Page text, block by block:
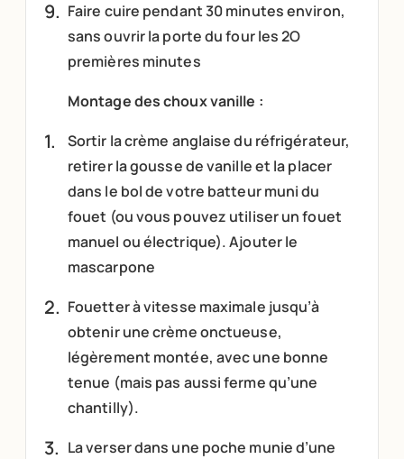
Faire cuire pendant 30 minutes environ,
sans ouvrir la porte du four les 2O
premières minutes
Montage des choux vanille :
Sortir la crème anglaise du réfrigérateur,
retirer la gousse de vanille et la placer
dans le bol de votre batteur muni du
fouet (ou vous pouvez utiliser un fouet
manuel ou électrique). Ajouter le
mascarpone
Fouetter à vitesse maximale jusqu’à
obtenir une crème onctueuse,
légèrement montée, avec une bonne
tenue (mais pas aussi ferme qu’une
chantilly).
La verser dans une poche munie d’une